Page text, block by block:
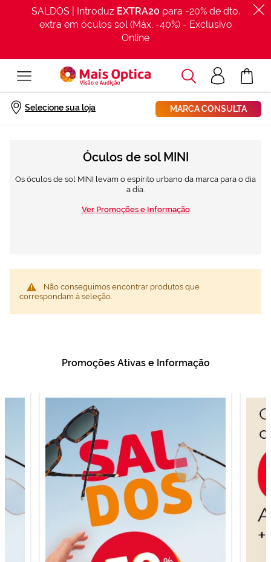
SALDOS | Introduz EXTRA20 para -20% de dto.
extra em óculos sol (Máx. -40%) - Exclusivo
Online
Acesso
clientes
O Meu
Selecione sua loja MARCA CONSULTA
Procurar
Início Óculos Sol
Óculos de sol MINI
Os óculos de sol MINI levam o espírito urbano da marca para o dia
a dia.
Ver Promoções e Informação
Não conseguimos encontrar produtos que
correspondam à seleção.
Promoções Ativas e Informação